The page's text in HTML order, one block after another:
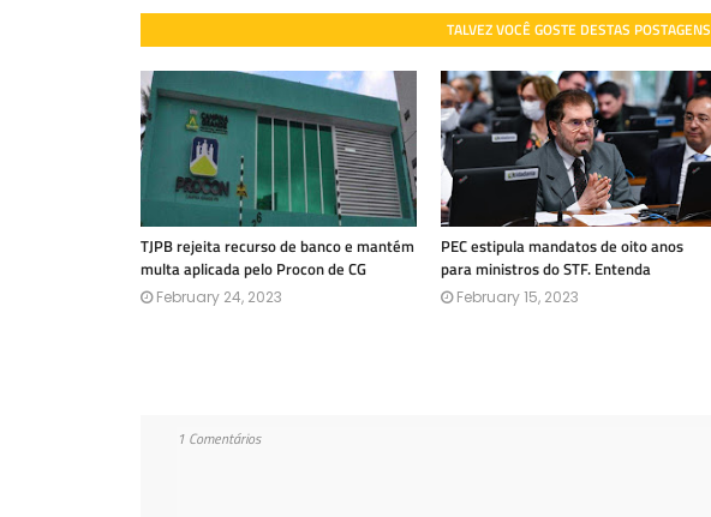
TALVEZ VOCÊ GOSTE DESTAS POSTAGENS
TJPB rejeita recurso de banco e mantém
multa aplicada pelo Procon de CG
February 24, 2023
PEC estipula mandatos de oito anos
para ministros do STF. Entenda
February 15, 2023
1 Comentários